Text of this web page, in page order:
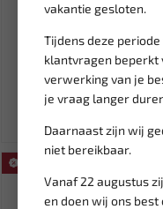
vakantie gesloten.
Tijdens deze
klantvragen beperkt
verwerking van je
je vraag langer
Daarnaast zijn wij
niet bereikbaar.
Vanaf 22 augustus
en doen wij ons
E-TEC Mini startbooster
205,82
228,69
Ex. btw: € 170,10